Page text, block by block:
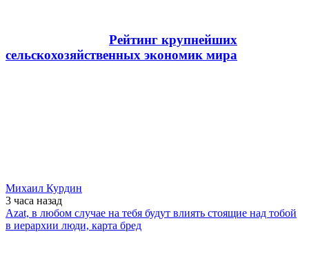
Рейтинг крупнейших
сельскохозяйственных экономик мира
Михаил Курдин
3 часа назад
Azat, в любом случае на тебя будут влиять стоящие над тобой
в иерархии люди, карта бред